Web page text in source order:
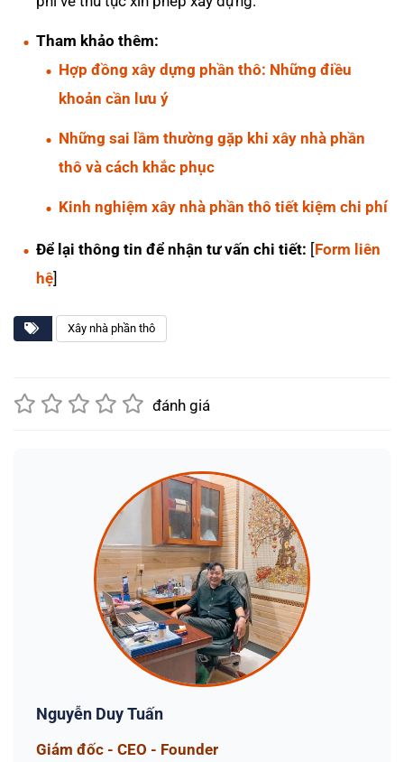
Tham khảo thêm:
Hợp đồng xây dựng phần thô: Những điều
khoản cần lưu ý
Những sai lầm thường gặp khi xây nhà phần
thô và cách khắc phục
Kinh nghiệm xây nhà phần thô tiết kiệm chi phí
Để lại thông tin để nhận tư vấn chi tiết: [Form liên
hệ]
Xây nhà phần thô
đánh giá
Nguyễn Duy Tuấn
Giám đốc - CEO - Founder